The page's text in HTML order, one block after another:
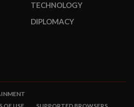
TECHNOLOGY
DIPLOMACY